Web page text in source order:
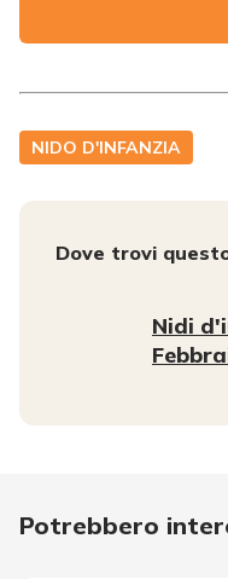
NIDO D'INFANZIA
Dove trovi
Nidi
Potrebbero